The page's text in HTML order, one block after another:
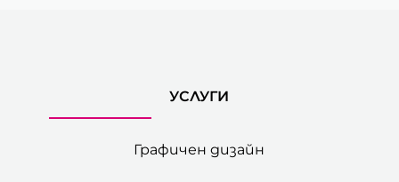
УСЛУГИ
Графичен дизайн